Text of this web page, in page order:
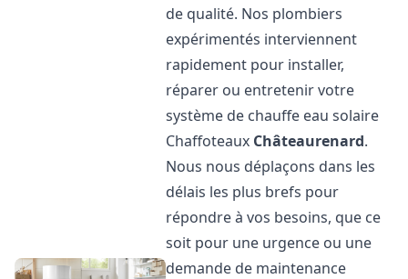
de qualité. Nos plombiers
expérimentés interviennent
rapidement pour installer,
réparer ou entretenir votre
système de chauffe eau solaire
Chaffoteaux Châteaurenard.
Nous nous déplaçons dans les
délais les plus brefs pour
répondre à vos besoins, que ce
soit pour une urgence ou une
demande de maintenance